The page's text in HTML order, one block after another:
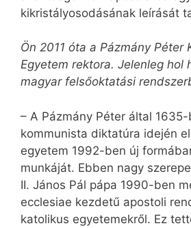
kikristályosodásának leírását
Ön 2011 óta a Pázmány Péter
Egyetem rektora. Jelenleg hol
magyar felsőoktatási
– A Pázmány Péter által
kommunista diktatúra idején
egyetem 1992-ben új
munkáját. Ebben nagy
II. János Pál pápa 1990-ben
ecclesiae kezdetű apostoli
katolikus egyetemekről. Ez